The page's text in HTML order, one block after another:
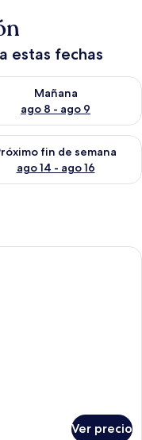
estas fechas
7 - ago 8
Mañana
ago 8 - ago 9
la disponibilidad
de semana ago 7 -
fin de semana
ago 14 - ago 16
la disponibilidad
de hotel con una cama
Ver precio